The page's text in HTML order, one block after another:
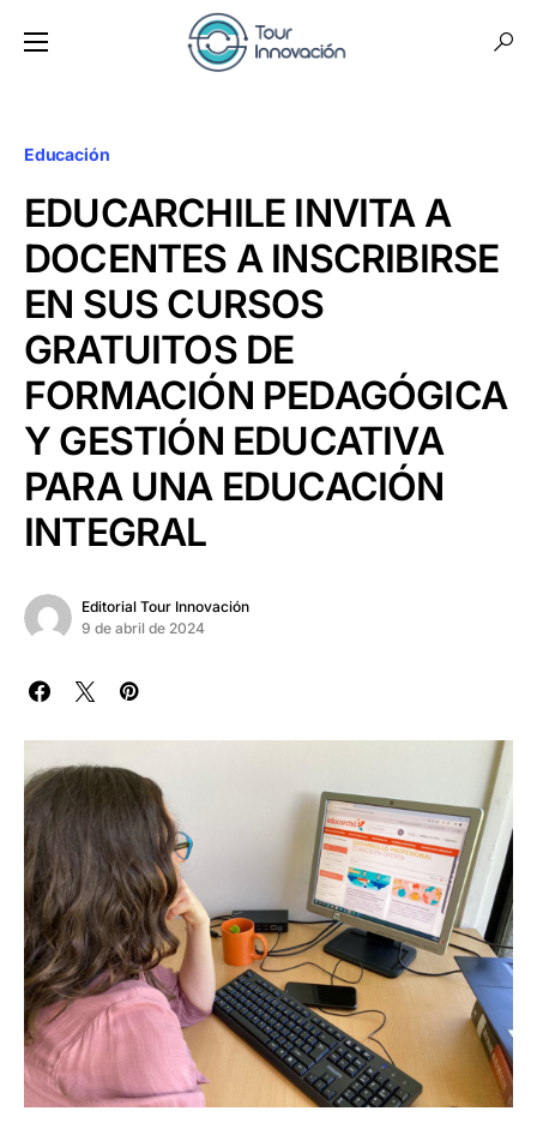
Educación
EDUCARCHILE INVITA A
DOCENTES A INSCRIBIRSE
EN SUS CURSOS
GRATUITOS DE
FORMACIÓN PEDAGÓGICA
Y GESTIÓN EDUCATIVA
PARA UNA EDUCACIÓN
INTEGRAL
Editorial Tour Innovación
9 de abril de 2024